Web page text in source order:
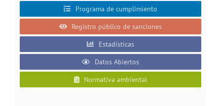
Programa de cumplimiento
Registro público de sanciones
Estadísticas
Datos Abiertos
Normativa ambiental